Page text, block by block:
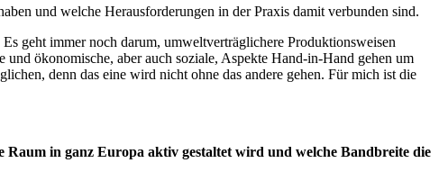
und welche Herausforderungen in der Praxis damit verbunden sind.
geht immer noch darum, umweltverträglichere Produktionsweisen
ökonomische, aber auch soziale, Aspekte Hand-in-Hand gehen um
denn das eine wird nicht ohne das andere gehen. Für mich ist die
in ganz Europa aktiv gestaltet wird und welche Bandbreite die